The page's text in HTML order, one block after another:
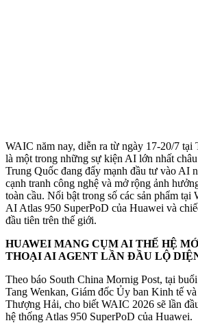
WAIC năm nay, diễn ra từ ngày 17-20/7
là một trong những sự kiện AI lớn nhất
Trung Quốc đang đẩy mạnh đầu tư vào AI
cạnh tranh công nghệ và mở rộng ảnh
toàn cầu. Nổi bật trong số các sản phẩm
AI Atlas 950 SuperPoD của Huawei và
đầu tiên trên thế giới.
HUAWEI MANG CỤM AI THẾ HỆ
THOẠI AI AGENT LẦN ĐẦU LỘ
Theo báo South China Mornig Post, tại
Tang Wenkan, Giám đốc Ủy ban Kinh tế
Thượng Hải, cho biết WAIC 2026 sẽ lần
hệ thống Atlas 950 SuperPoD của Huawei.